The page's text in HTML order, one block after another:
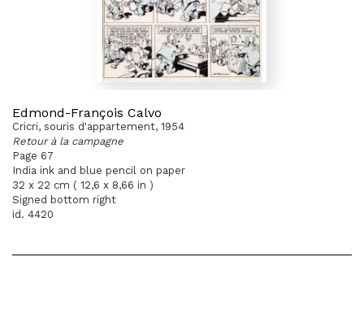
Edmond-François Calvo
Cricri, souris d'appartement, 1954
Retour à la campagne
Page 67
India ink and blue pencil on paper
32 x 22 cm ( 12,6 x 8,66 in )
Signed bottom right
id. 4420